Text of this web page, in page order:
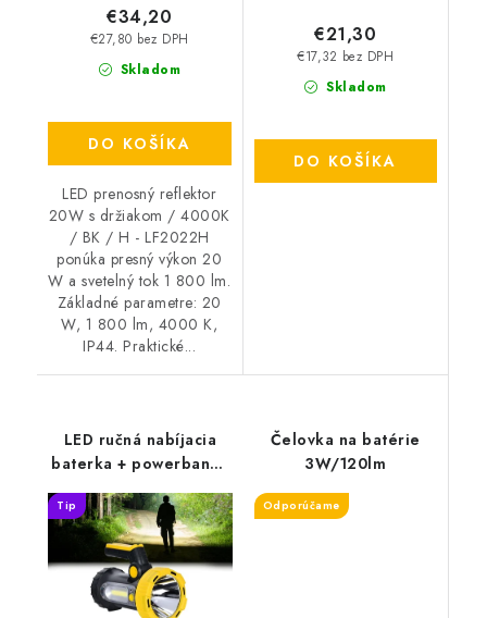
Skladom
€27,80 bez DPH
€34,20
DO KOŠÍKA
LED prenosný reflektor
20W s držiakom / 4000K
/ BK / H - LF2022H
ponúka presný výkon 20
W a svetelný tok 1 800 lm.
Základné parametre: 20
W, 1 800 lm, 4000 K,
IP44. Praktické...
Skladom
€17,32 bez DPH
€21,30
DO KOŠÍKA
LED ručná nabíjacia
baterka + powerbank -
Tip
Čelovka na batérie
3W/120lm
Odporúčame